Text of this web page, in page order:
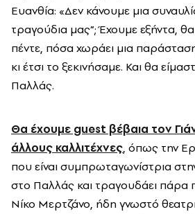
Ευανθία: «Δεν κάνουμε μια
τραγούδια μας”; Έχουμε εξήντα, θα
πέντε, πόσα χωράει μια
κι έτσι το ξεκινήσαμε. Και θα
Παλλάς.
Θα έχουμε guest βέβαια τον
άλλους καλλιτέχνες, όπως την
που είναι συμπρωταγωνίστρια
στο Παλλάς και τραγουδάει πάρα
Νίκο Μερτζάνο, ήδη γνωστό